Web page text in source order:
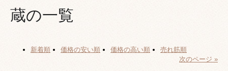
蔵の一覧
新着順 価格の安い順 価格の高い順
売れ筋順
次のページ »